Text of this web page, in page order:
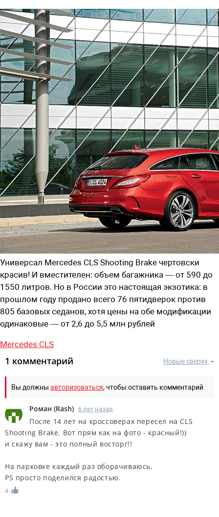
Универсал Mercedes CLS Shooting Brake чертовски
красив! И вместителен: объем багажника — от 590 до
1550 литров. Но в России это настоящая экзотика: в
прошлом году продано всего 76 пятидверок против
805 базовых седанов, хотя цены на обе модификации
одинаковые — от 2,6 до 5,5 млн рублей
Mercedes CLS
Новые сверху
1 комментарий
Вы должны авторизоваться, чтобы оставить комментарий
Роман (Rash) 6 лет назад
После 14 лет на кроссоверах пересел на CLS
Shooting Brake. Вот прям как на фото - красный!))
и скажу вам - это полный восторг!!
На парковке каждый раз оборачиваюсь.
PS просто поделился радостью.
4